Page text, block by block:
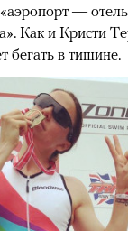
—
Как и Кристи
бегать в тишине.